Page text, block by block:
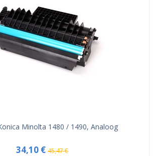
Minolta 1480 / 1490, Analoog
34,10 € 45,47 €